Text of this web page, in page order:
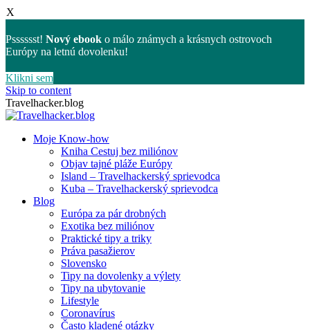
X
Psssssst! Nový ebook o málo známych a krásnych ostrovoch
Európy na letnú dovolenku!
Klikni sem
Skip to content
Travelhacker.blog
Moje Know-how
Kniha Cestuj bez miliónov
Objav tajné pláže Európy
Island – Travelhackerský sprievodca
Kuba – Travelhackerský sprievodca
Blog
Európa za pár drobných
Exotika bez miliónov
Praktické tipy a triky
Práva pasažierov
Slovensko
Tipy na dovolenky a výlety
Tipy na ubytovanie
Lifestyle
Coronavírus
Často kladené otázky